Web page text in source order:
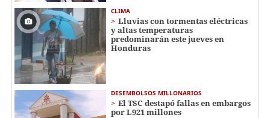
CLIMA
Lluvias con tormentas eléctricas
y altas temperaturas
predominarán este jueves en
Honduras
DESEMBOLSOS MILLONARIOS
El TSC destapó fallas en embargos
por L921 millones